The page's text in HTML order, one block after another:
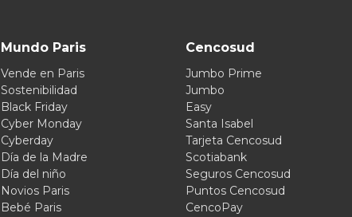
Mundo Paris
Vende en Paris
Sostenibilidad
Black Friday
Cyber Monday
Cyberday
Día de la Madre
Día del niño
Novios Paris
Bebé Paris
Cencosud
Jumbo Prime
Jumbo
Easy
Santa Isabel
Tarjeta Cencosud
Scotiabank
Seguros Cencosud
Puntos Cencosud
CencoPay